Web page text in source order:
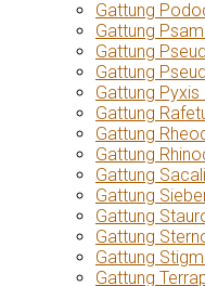
Gattung
Gattung
Gattung
Gattung
Gattung
Gattung
Gattung
Gattung
Gattung
Gattung
Gattung
Gattung
Gattung
Gattung